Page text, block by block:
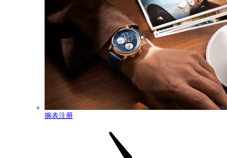
腕表注册